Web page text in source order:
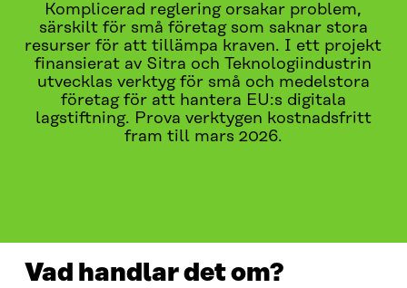
Komplicerad reglering orsakar problem,
särskilt för små företag som saknar stora
resurser för att tillämpa kraven. I ett projekt
finansierat av Sitra och Teknologiindustrin
utvecklas verktyg för små och medelstora
företag för att hantera EU:s digitala
lagstiftning. Prova verktygen kostnadsfritt
fram till mars 2026.
Vad handlar det om?